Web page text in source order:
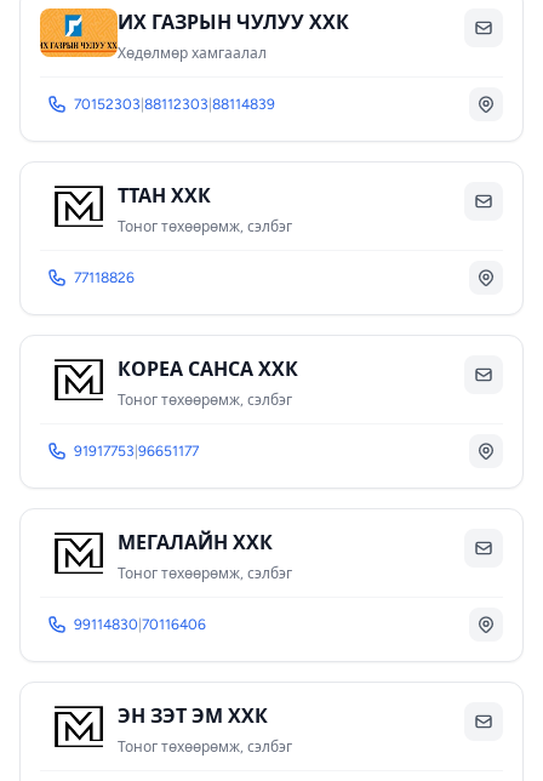
ИХ ГАЗРЫН ЧУЛУУ ХХК
Хөдөлмөр хамгаалал
70152303 88112303 88114839
ТТАН ХХК
Тоног төхөөрөмж, сэлбэг
77118826
КОРЕА САНСА ХХК
Тоног төхөөрөмж, сэлбэг
91917753 96651177
МЕГАЛАЙН ХХК
Тоног төхөөрөмж, сэлбэг
99114830 70116406
ЭН ЗЭТ ЭМ ХХК
Тоног төхөөрөмж, сэлбэг